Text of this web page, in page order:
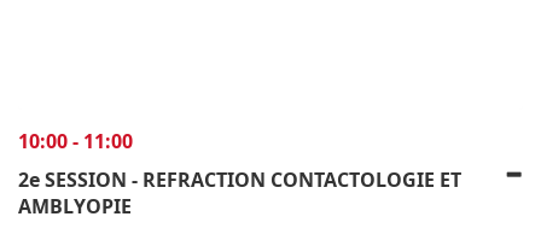
10:00 - 11:00
2e SESSION - REFRACTION CONTACTOLOGIE ET
AMBLYOPIE